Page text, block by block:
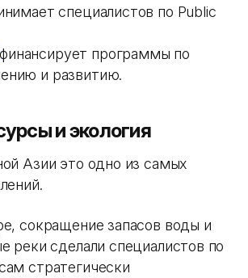
специалистов по Public
финансирует программы по
и развитию.
и экология
Азии это одно из самых
сокращение запасов воды и
реки сделали специалистов по
стратегически